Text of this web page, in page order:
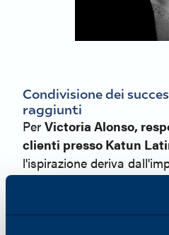
Condivisione dei
raggiunti
Per Victoria Alonso,
clienti presso Katun
l'ispirazione deriva
squadra. "Anche dopo
ancora motivata dalle
dal team che dirigo", ha